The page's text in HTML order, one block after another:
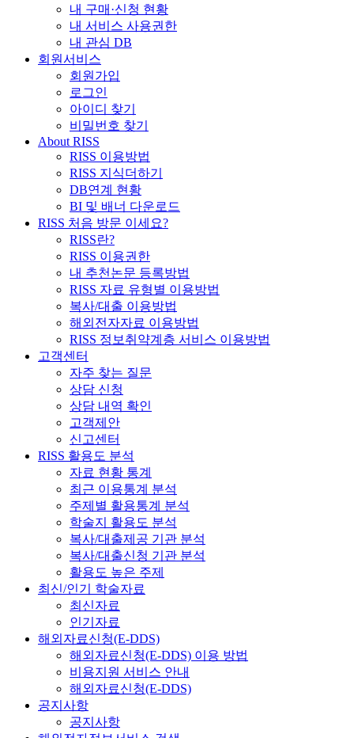
내 구매·신청 현황
내 서비스 사용권한
내 관심 DB
회원서비스
회원가입
로그인
아이디 찾기
비밀번호 찾기
About RISS
RISS 이용방법
RISS 지식더하기
DB연계 현황
BI 및 배너 다운로드
RISS 처음 방문 이세요?
RISS란?
RISS 이용권한
내 추천논문 등록방법
RISS 자료 유형별 이용방법
복사/대출 이용방법
해외전자자료 이용방법
RISS 정보취약계층 서비스 이용방법
고객센터
자주 찾는 질문
상담 신청
상담 내역 확인
고객제안
신고센터
RISS 활용도 분석
자료 현황 통계
최근 이용통계 분석
주제별 활용통계 분석
학술지 활용도 분석
복사/대출제공 기관 분석
복사/대출신청 기관 분석
활용도 높은 주제
최신/인기 학술자료
최신자료
인기자료
해외자료신청(E-DDS)
해외자료신청(E-DDS) 이용 방법
비용지원 서비스 안내
해외자료신청(E-DDS)
공지사항
공지사항